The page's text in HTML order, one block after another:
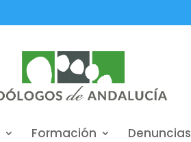
Formación Denuncias